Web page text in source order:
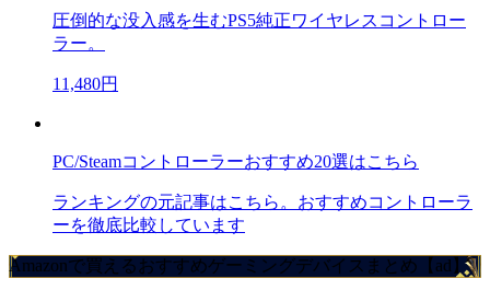
圧倒的な没入感を生むPS5純正ワイヤレスコントロー
ラー。
11,480円
PC/Steamコントローラーおすすめ20選はこちら
ランキングの元記事はこちら。おすすめコントローラ
ーを徹底比較しています
Amazonで買えるおすすめゲーミングデバイスまとめ【ad】